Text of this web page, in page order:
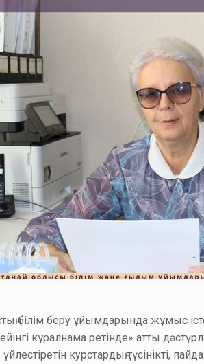
білім беру ұйымдарында жұмыс
кұралнама ретінде» атты
курстардың түсінікті,